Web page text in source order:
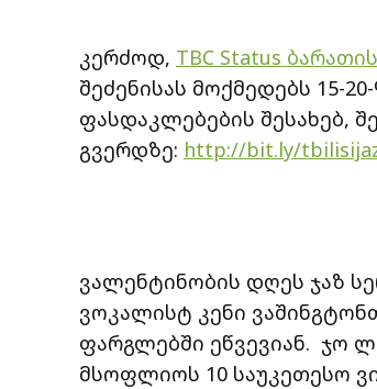
კერძოდ, TBC Status ბარათის
შეძენისას მოქმედებს 15-
ფასდაკლებების შესახებ,
გვერდზე: http://bit.ly/
ვალენტინობის დღეს ჯაზ
ვოკალისტ კენი
ფარგლებში ეწვევიან. ჯო
მსოფლიოს 10 საუკეთესო